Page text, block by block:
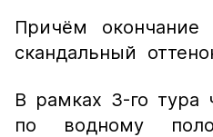
Причём окончание
скандальный
В рамках 3-го тура
по водному